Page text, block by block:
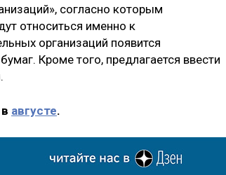
согласно которым
относиться именно к
организаций появится
Кроме того, предлагается ввести
августе.